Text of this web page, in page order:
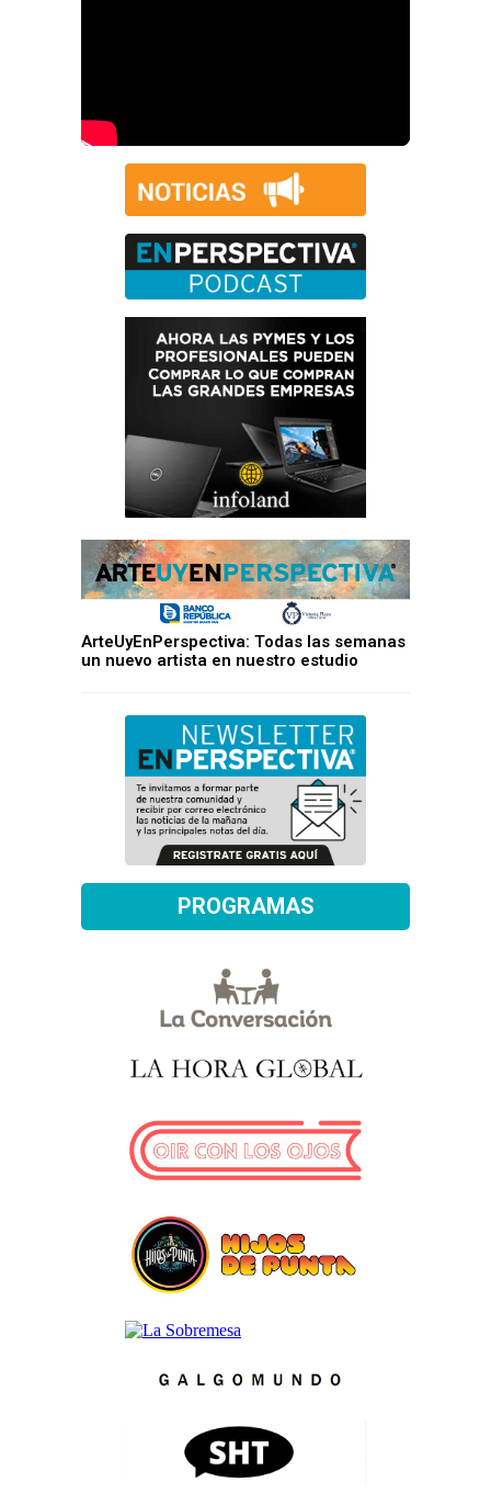
ArteUyEnPerspectiva: Todas las semanas
un nuevo artista en nuestro estudio
PROGRAMAS